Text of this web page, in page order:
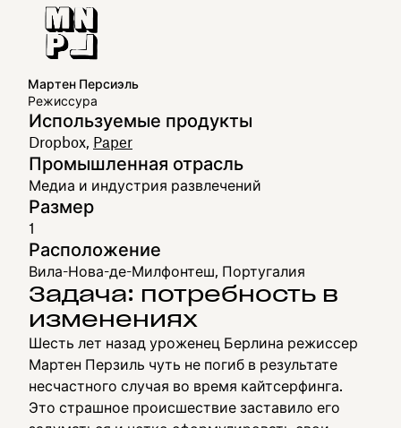
Мартен Персиэль
Режиссура
Используемые продукты
Dropbox, Paper
Промышленная отрасль
Медиа и индустрия развлечений
Размер
1
Расположение
Вила-Нова-де-Милфонтеш, Португалия
Задача: потребность в
изменениях
Шесть лет назад уроженец Берлина режиссер
Мартен Перзиль чуть не погиб в результате
несчастного случая во время кайтсерфинга.
Это страшное происшествие заставило его